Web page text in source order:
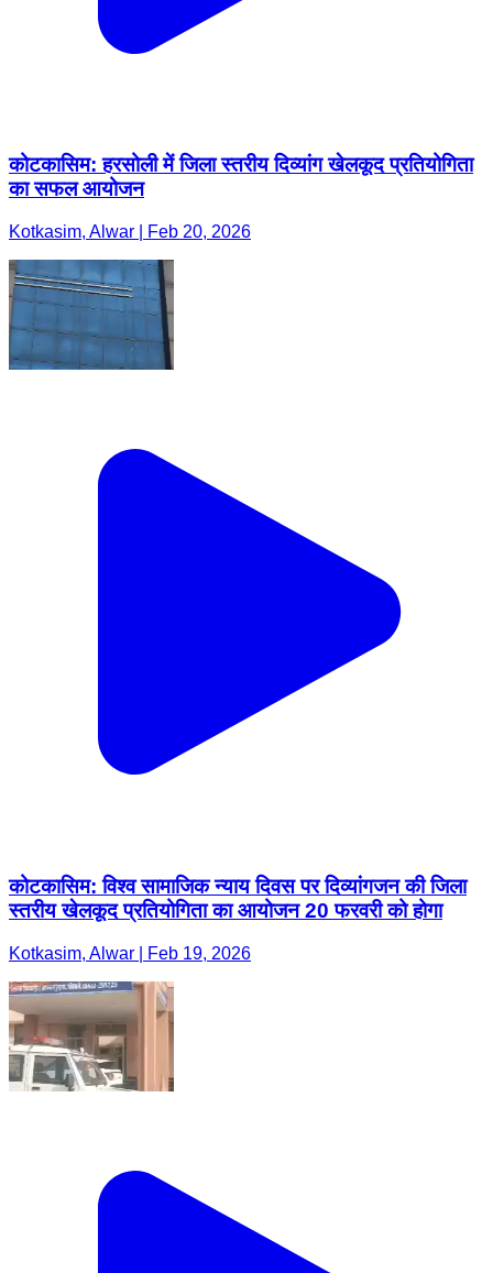
कोटकासिम: हरसोली में जिला स्तरीय दिव्यांग खेलकूद प्रतियोगिता
का सफल आयोजन
Kotkasim, Alwar | Feb 20, 2026
कोटकासिम: विश्व सामाजिक न्याय दिवस पर दिव्यांगजन की जिला
स्तरीय खेलकूद प्रतियोगिता का आयोजन 20 फरवरी को होगा
Kotkasim, Alwar | Feb 19, 2026